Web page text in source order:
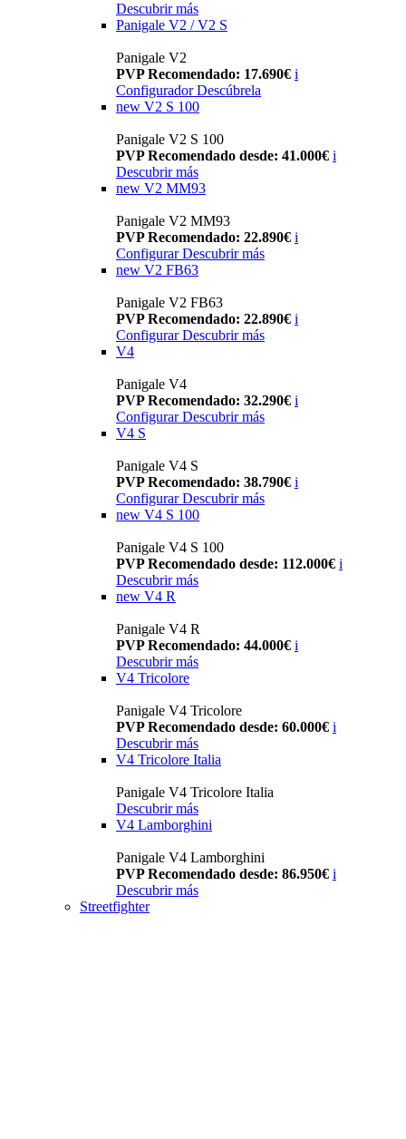
Descubrir más
Panigale V2 / V2 S
Panigale V2
PVP Recomendado: 17.690€ i
Configurador Descúbrela
new V2 S 100
Panigale V2 S 100
PVP Recomendado desde: 41.000€ i
Descubrir más
new V2 MM93
Panigale V2 MM93
PVP Recomendado: 22.890€ i
Configurar Descubrir más
new V2 FB63
Panigale V2 FB63
PVP Recomendado: 22.890€ i
Configurar Descubrir más
V4
Panigale V4
PVP Recomendado: 32.290€ i
Configurar Descubrir más
V4 S
Panigale V4 S
PVP Recomendado: 38.790€ i
Configurar Descubrir más
new V4 S 100
Panigale V4 S 100
PVP Recomendado desde: 112.000€ i
Descubrir más
new V4 R
Panigale V4 R
PVP Recomendado: 44.000€ i
Descubrir más
V4 Tricolore
Panigale V4 Tricolore
PVP Recomendado desde: 60.000€ i
Descubrir más
V4 Tricolore Italia
Panigale V4 Tricolore Italia
Descubrir más
V4 Lamborghini
Panigale V4 Lamborghini
PVP Recomendado desde: 86.950€ i
Descubrir más
Streetfighter